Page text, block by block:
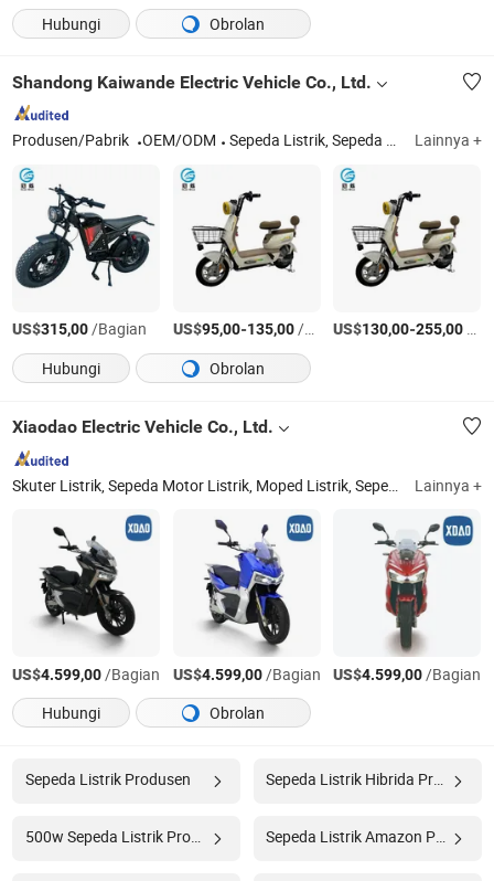
Hubungi
Obrolan
Shandong Kaiwande Electric Vehicle Co., Ltd.
Produsen/Pabrik OEM/ODM Sepeda Listrik, Sepeda Elektrik, E-bike Lainnya +
US$315,00/Bagian US$95,00-135,00/Bagian US$130,00-255,00
Hubungi
Obrolan
Xiaodao Electric Vehicle Co., Ltd.
Skuter Listrik, Sepeda Motor Listrik, Moped Listrik, Sepeda Listrik Lainnya +
US$4.599,00/Bagian US$4.599,00/Bagian US$4.599,00/Bagian
Hubungi
Obrolan
Sepeda Listrik Produsen Sepeda Listrik Hibrida Produsen
500w Sepeda Listrik Produsen Sepeda Listrik Amazon Produsen